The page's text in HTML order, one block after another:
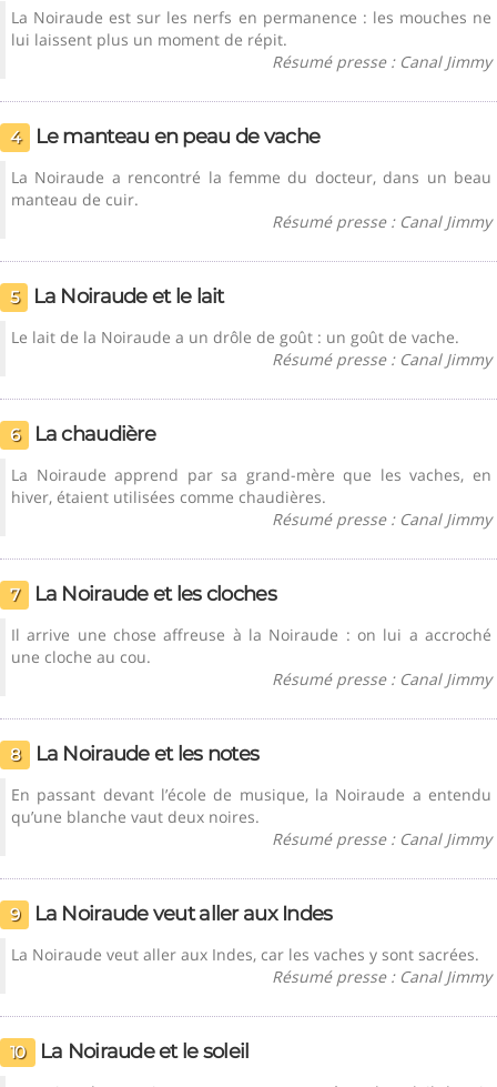
La Noiraude est sur les nerfs en permanence : les mouches ne
lui laissent plus un moment de répit.
Résumé presse : Canal Jimmy
4 Le manteau en peau de vache
La Noiraude a rencontré la femme du docteur, dans un beau
manteau de cuir.
Résumé presse : Canal Jimmy
5 La Noiraude et le lait
Le lait de la Noiraude a un drôle de goût : un goût de vache.
Résumé presse : Canal Jimmy
6 La chaudière
La Noiraude apprend par sa grand-mère que les vaches, en
hiver, étaient utilisées comme chaudières.
Résumé presse : Canal Jimmy
7 La Noiraude et les cloches
Il arrive une chose affreuse à la Noiraude : on lui a accroché
une cloche au cou.
Résumé presse : Canal Jimmy
8 La Noiraude et les notes
En passant devant l’école de musique, la Noiraude a entendu
qu’une blanche vaut deux noires.
Résumé presse : Canal Jimmy
9 La Noiraude veut aller aux Indes
La Noiraude veut aller aux Indes, car les vaches y sont sacrées.
Résumé presse : Canal Jimmy
10 La Noiraude et le soleil